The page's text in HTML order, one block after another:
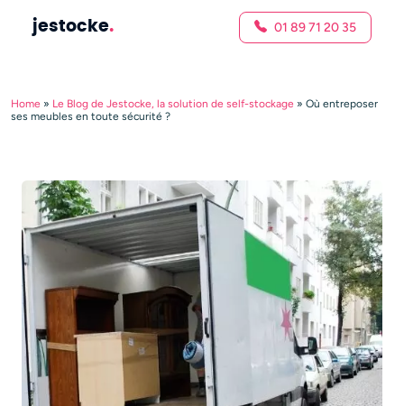
jestocke. 01 89 71 20 35
Home » Le Blog de Jestocke, la solution de self-stockage » Où entreposer
ses meubles en toute sécurité ?